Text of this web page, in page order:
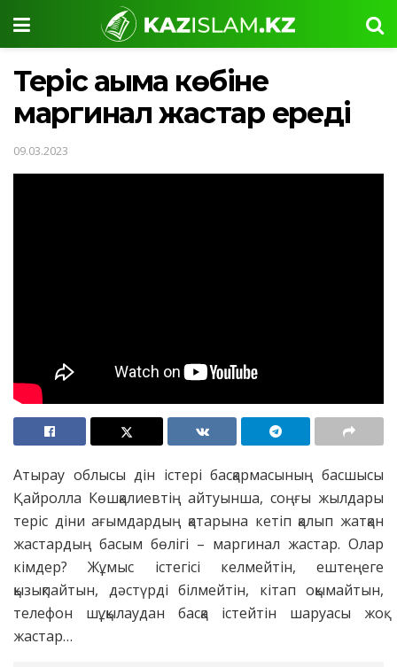
Теріс ағымға көбіне
маргинал жастар ереді
09.03.2023
Атырау облысы дін істері басқармасының басшысы
Қайролла Көшқалиевтің айтуынша, соңғы жылдары
теріс діни ағымдардың қатарына кетіп қалып жатқан
жастардың басым бөлігі – маргинал жастар. Олар
кімдер? Жұмыс істегісі келмейтін, ештеңеге
қызықпайтын, дәстүрді білмейтін, кітап оқымайтын,
телефон шұқылаудан басқа істейтін шаруасы жоқ
жастар…